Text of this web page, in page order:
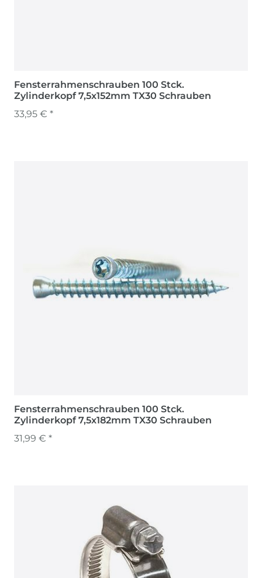
Fensterrahmenschrauben 100 Stck.
Zylinderkopf 7,5x152mm TX30 Schrauben
33,95 € *
Fensterrahmenschrauben 100 Stck.
Zylinderkopf 7,5x182mm TX30 Schrauben
31,99 € *